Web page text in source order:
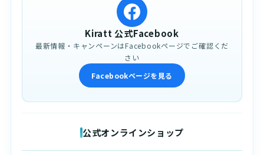
Kiratt 公式Facebook
最新情報・キャンペーンはFacebookページでご確認くだ
さい
Facebookページを見る
公式オンラインショップ